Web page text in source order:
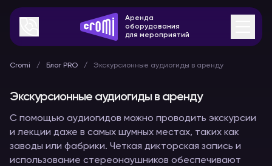
Аренда
оборудования
для мероприятий
Cromi Блог PRO Экскурсионные аудиогиды в аренду
Экскурсионные аудиогиды в аренду
С помощью аудиогидов можно проводить экскурсии
и лекции даже в самых шумных местах, таких как
заводы или фабрики. Четкая дикторская запись и
использование стереонаушников обеспечивают